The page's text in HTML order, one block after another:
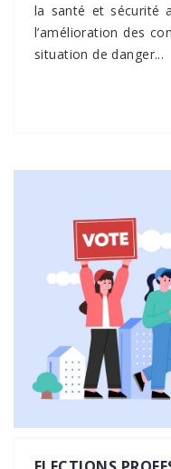
la santé et sécurité
l’amélioration des
situation de danger...